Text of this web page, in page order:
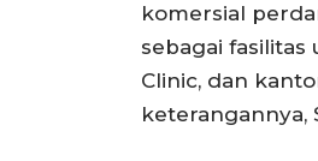
komersial
sebagai
Clinic, dan
keterangannya,